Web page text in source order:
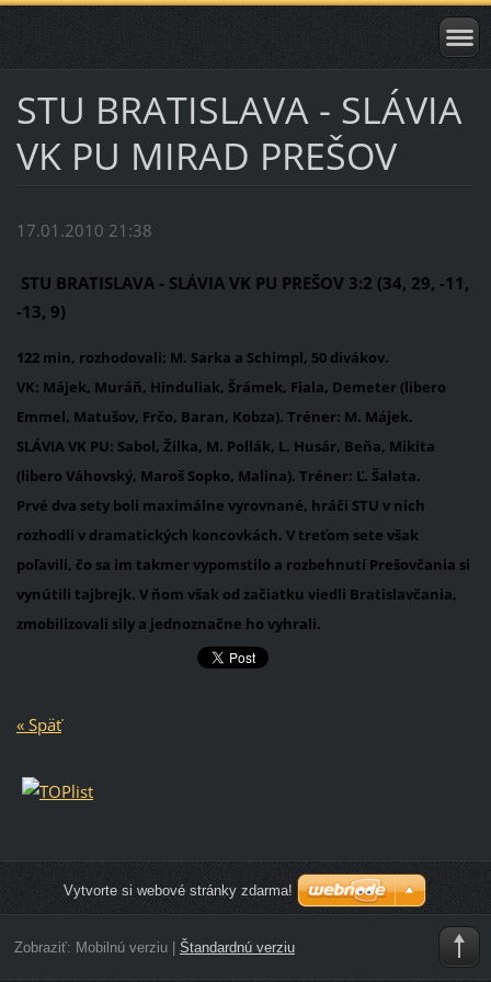
STU BRATISLAVA - SLÁVIA
VK PU MIRAD PREŠOV
17.01.2010 21:38
STU BRATISLAVA - SLÁVIA VK PU PREŠOV 3:2 (34, 29, -11,
-13, 9)
122 min, rozhodovali: M. Sarka a Schimpl, 50 divákov.
VK: Májek, Muráň, Hinduliak, Šrámek, Fiala, Demeter (libero
Emmel, Matušov, Frčo, Baran, Kobza). Tréner: M. Májek.
SLÁVIA VK PU: Sabol, Žilka, M. Pollák, L. Husár, Beňa, Mikita
(libero Váhovský, Maroš Sopko, Malina). Tréner: Ľ. Šalata.
Prvé dva sety boli maximálne vyrovnané, hráči STU v nich
rozhodli v dramatických koncovkách. V treťom sete však
poľavili, čo sa im takmer vypomstilo a rozbehnutí Prešovčania si
vynútili tajbrejk. V ňom však od začiatku viedli Bratislavčania,
zmobilizovali sily a jednoznačne ho vyhrali.
« Späť
Vytvorte si webové stránky zdarma!
Zobraziť: Mobilnú verziu| Štandardnú verziu